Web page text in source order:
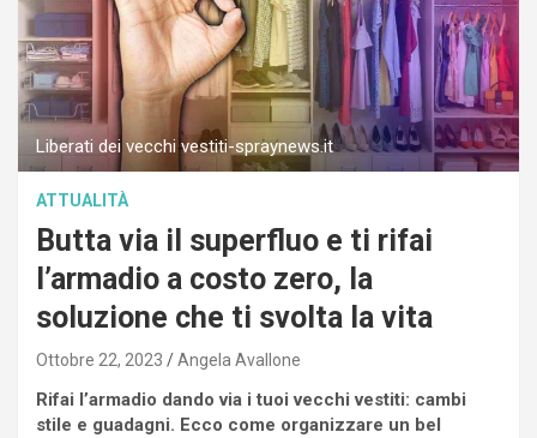
Liberati dei vecchi vestiti-spraynews.it
ATTUALITÀ
Butta via il superfluo e ti rifai
l’armadio a costo zero, la
soluzione che ti svolta la vita
Ottobre 22, 2023 Angela Avallone
Rifai l’armadio dando via i tuoi vecchi vestiti: cambi
stile e guadagni. Ecco come organizzare un bel